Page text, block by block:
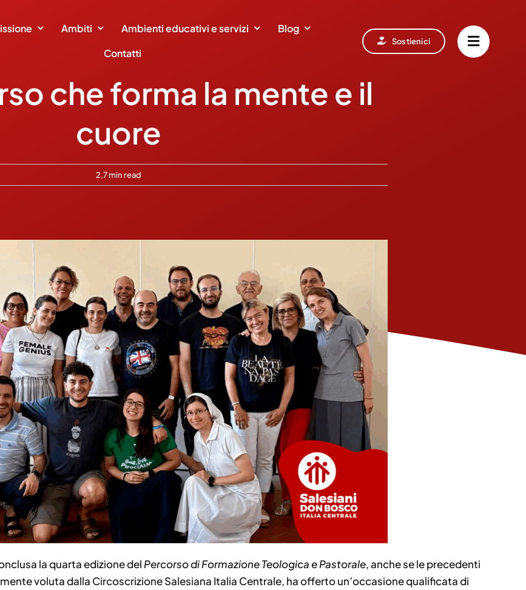
Ambiti Ambienti educativi e servizi
Blog
Contatti
Sostienici
che forma la mente e il
cuore
2,7 min read
la quarta edizione del Percorso di Formazione Teologica e Pastorale, anche se le precedenti
voluta dalla Circoscrizione Salesiana Italia Centrale, ha offerto un’occasione qualificata di